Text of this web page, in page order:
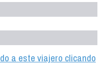
a este viajero clicando